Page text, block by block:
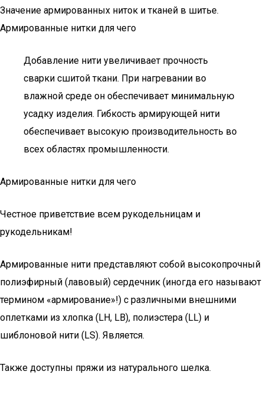
Значение армированных ниток и тканей в шитье.
Армированные нитки для чего
Добавление нити увеличивает прочность
сварки сшитой ткани. При нагревании во
влажной среде он обеспечивает минимальную
усадку изделия. Гибкость армирующей нити
обеспечивает высокую производительность во
всех областях промышленности.
Армированные нитки для чего
Честное приветствие всем рукодельницам и
рукодельникам!
Армированные нити представляют собой высокопрочный
полиэфирный (лавовый) сердечник (иногда его называют
термином «армирование»!) с различными внешними
оплетками из хлопка (LH, LB), полиэстера (LL) и
шиблоновой нити (LS). Является.
Также доступны пряжи из натурального шелка.